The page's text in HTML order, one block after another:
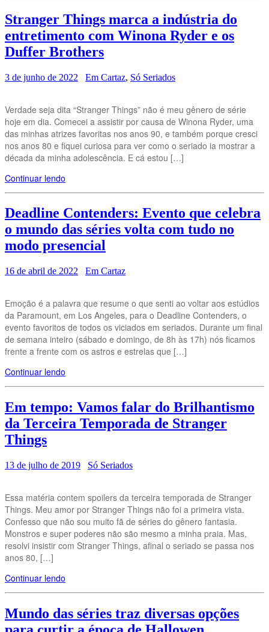
Stranger Things marca a indústria do
entretimento com Winona Ryder e os
Duffer Brothers
3 de junho de 2022 Em Cartaz, Só Seriados
Verdade seja dita “Stranger Things” não é meu gênero de série
hoje em dia. Comecei a assistir por causa de Winona Ryder, uma
das minhas atrizes favoritas nos anos 90, e também porque cresci
nos anos 80 e fiquei curiosa para ver como o seriado ia mostrar a
década da minha adolescência. E cá estou […]
Continuar lendo
Deadline Contenders: Evento que celebra
o mundo das séries volta com tudo no
modo presencial
16 de abril de 2022 Em Cartaz
Emoção é a palavra que resume o que senti ao voltar aos estúdios
da Paramount, em Los Angeles, para o Deadline Contenders, o
evento favoritos de todos os viciados em seriados. Durante um final
de semana inteiro (sábado e domingo, de 8h às 17h) nós ficamos
frente a frente com os astros e estrelas que […]
Continuar lendo
Em tempo: Vamos falar do Brilhantismo
da Terceira Temporada de Stranger
Things
13 de julho de 2019 Só Seriados
Essa matéria contem spoilers da terceira temporada de Stranger
Things. Meu amor por Stranger Things não foi a primeira vista.
Confesso que não sou muito fã de séries do gênero fantasia.
Monstros e super poderes não são mesmo a minha praia. Mas,
resolvi insistir com Stranger Things, afinal o seriado se passa nos
anos 80, […]
Continuar lendo
Mundo das séries traz diversas opções